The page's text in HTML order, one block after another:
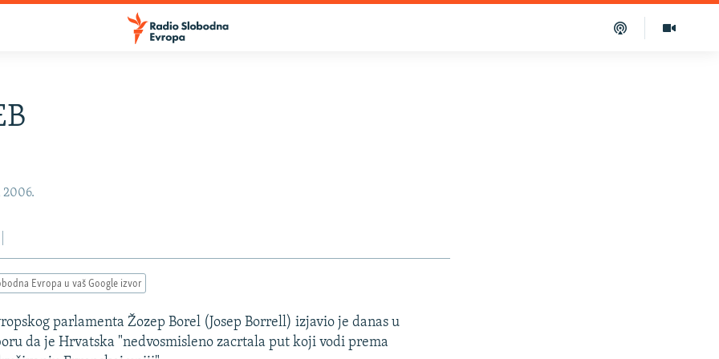
Evropa u vaš Google izvor
parlamenta Žozep Borel (Josep Borrell) izjavio je danas u
da je Hrvatska "nedvosmisleno zacrtala put koji vodi prema